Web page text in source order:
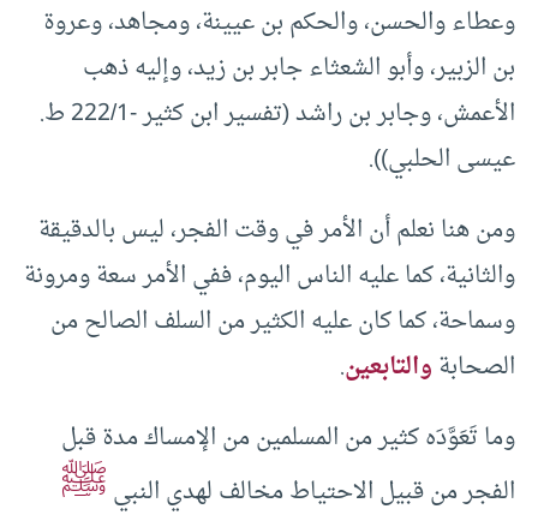
وعطاء والحسن، والحكم بن عيينة، ومجاهد، وعروة
بن الزبير، وأبو الشعثاء جابر بن زيد، وإليه ذهب
الأعمش، وجابر بن راشد (تفسير ابن كثير -222/1 ط.
عيسى الحلبي)).
ومن هنا نعلم أن الأمر في وقت الفجر، ليس بالدقيقة
والثانية، كما عليه الناس اليوم، ففي الأمر سعة ومرونة
وسماحة، كما كان عليه الكثير من السلف الصالح من
الصحابةوالتابعين.
وما تَعَوَّدَه كثير من المسلمين من الإمساك مدة قبل
الفجر من قبيل الاحتياط مخالف لهدي النبيﷺ